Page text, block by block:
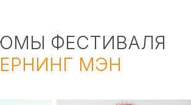
ФЕСТИВАЛЯ
МЭН